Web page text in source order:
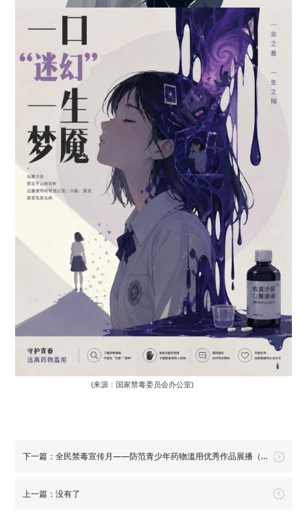
(来源：国家禁毒委员会办公室)
下一篇：全民禁毒宣传月——防范青少年药物滥用优秀作品展播（第一期）
上一篇：没有了